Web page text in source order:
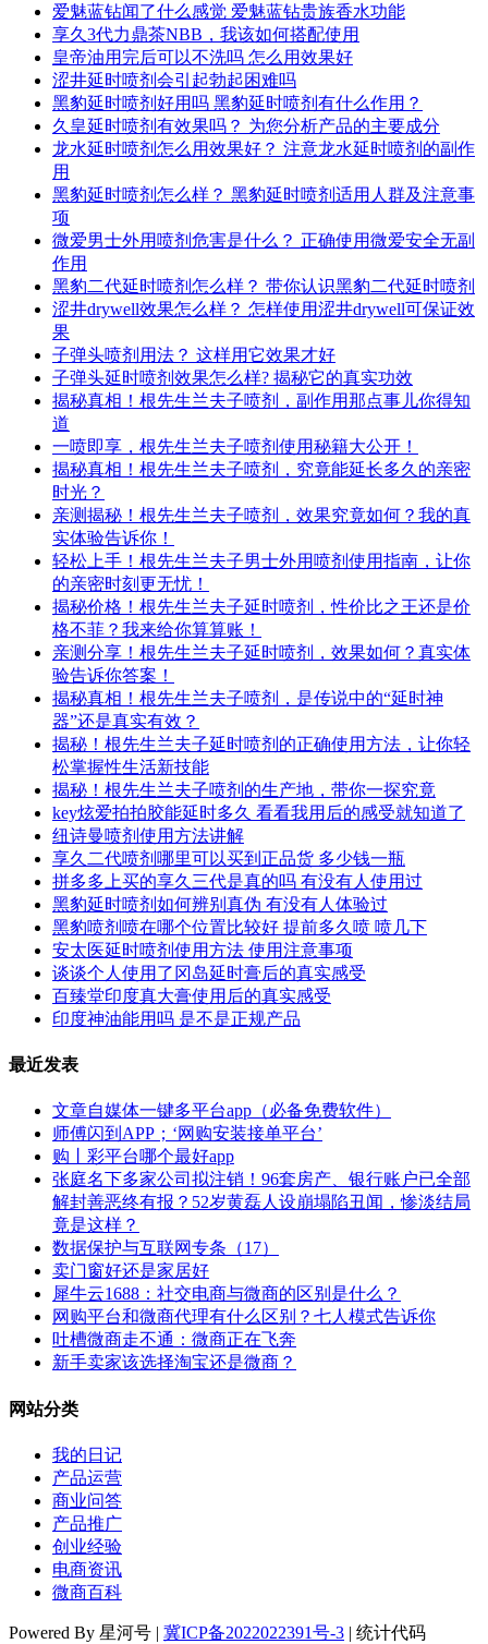
爱魅蓝钻闻了什么感觉 爱魅蓝钻贵族香水功能
享久3代力鼎茶NBB，我该如何搭配使用
皇帝油用完后可以不洗吗 怎么用效果好
涩井延时喷剂会引起勃起困难吗
黑豹延时喷剂好用吗 黑豹延时喷剂有什么作用？
久皇延时喷剂有效果吗？ 为您分析产品的主要成分
龙水延时喷剂怎么用效果好？ 注意龙水延时喷剂的副作
用
黑豹延时喷剂怎么样？ 黑豹延时喷剂适用人群及注意事
项
微爱男士外用喷剂危害是什么？ 正确使用微爱安全无副
作用
黑豹二代延时喷剂怎么样？ 带你认识黑豹二代延时喷剂
涩井drywell效果怎么样？ 怎样使用涩井drywell可保证效
果
子弹头喷剂用法？ 这样用它效果才好
子弹头延时喷剂效果怎么样? 揭秘它的真实功效
揭秘真相！根先生兰夫子喷剂，副作用那点事儿你得知
道
一喷即享，根先生兰夫子喷剂使用秘籍大公开！
揭秘真相！根先生兰夫子喷剂，究竟能延长多久的亲密
时光？
亲测揭秘！根先生兰夫子喷剂，效果究竟如何？我的真
实体验告诉你！
轻松上手！根先生兰夫子男士外用喷剂使用指南，让你
的亲密时刻更无忧！
揭秘价格！根先生兰夫子延时喷剂，性价比之王还是价
格不菲？我来给你算算账！
亲测分享！根先生兰夫子延时喷剂，效果如何？真实体
验告诉你答案！
揭秘真相！根先生兰夫子喷剂，是传说中的“延时神
器”还是真实有效？
揭秘！根先生兰夫子延时喷剂的正确使用方法，让你轻
松掌握性生活新技能
揭秘！根先生兰夫子喷剂的生产地，带你一探究竟
key炫爱拍拍胶能延时多久 看看我用后的感受就知道了
纽诗曼喷剂使用方法讲解
享久二代喷剂哪里可以买到正品货 多少钱一瓶
拼多多上买的享久三代是真的吗 有没有人使用过
黑豹延时喷剂如何辨别真伪 有没有人体验过
黑豹喷剂喷在哪个位置比较好 提前多久喷 喷几下
安太医延时喷剂使用方法 使用注意事项
谈谈个人使用了冈岛延时膏后的真实感受
百臻堂印度真大膏使用后的真实感受
印度神油能用吗 是不是正规产品
最近发表
文章自媒体一键多平台app（必备免费软件）
师傅闪到APP；‘网购安装接单平台’
购丨彩平台哪个最好app
张庭名下多家公司拟注销！96套房产、银行账户已全部
解封善恶终有报？52岁黄磊人设崩塌陷丑闻，惨淡结局
竟是这样？
数据保护与互联网专条（17）
卖门窗好还是家居好
犀牛云1688：社交电商与微商的区别是什么？
网购平台和微商代理有什么区别？七人模式告诉你
吐槽微商走不通：微商正在飞奔
新手卖家该选择淘宝还是微商？
网站分类
我的日记
产品运营
商业问答
产品推广
创业经验
电商资讯
微商百科
Powered By 星河号 | 冀ICP备2022022391号-3 | 统计代码